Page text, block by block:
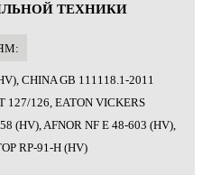
ТЕХНИКИ
CHINA GB 111118.1-2011
127/126, EATON VICKERS
(HV), AFNOR NF E 48-603 (HV),
RP-91-H (HV)